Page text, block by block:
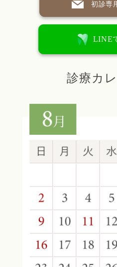
初診専
LINE
診療カ